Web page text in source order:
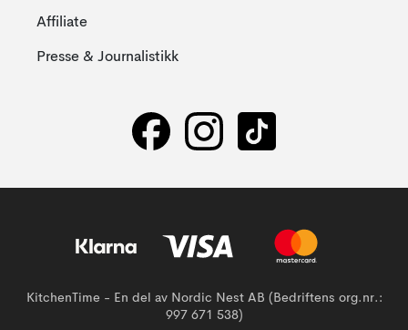
Affiliate
Presse & Journalistikk
KitchenTime - En del av Nordic Nest AB (Bedriftens org.nr.:
997 671 538)